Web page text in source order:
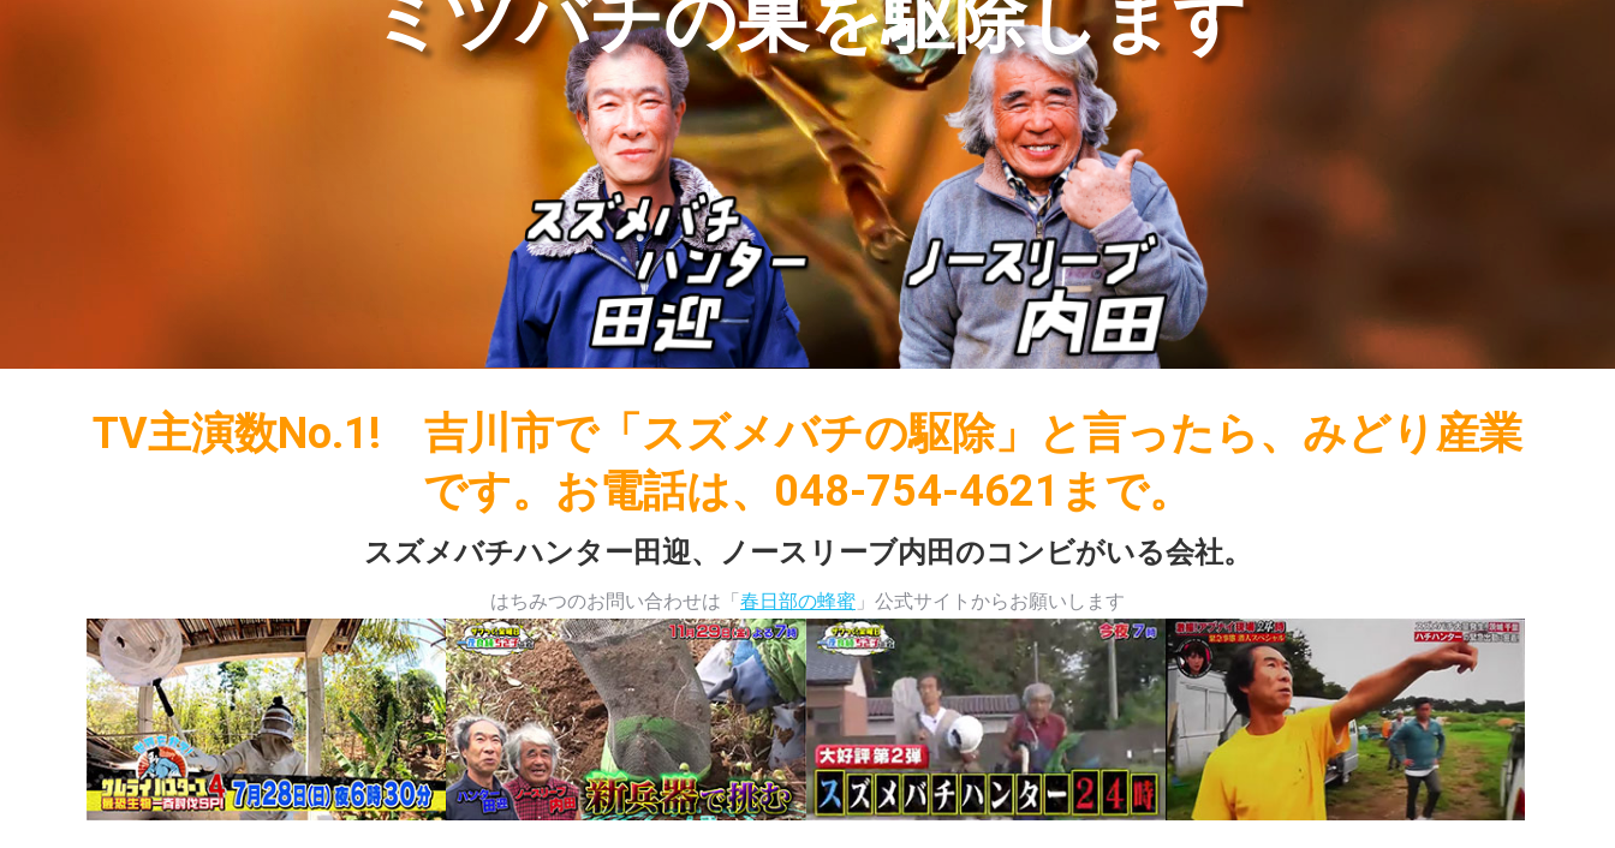
TV主演数No.1! 吉川市で「スズメバチの駆除」と言ったら、みどり産業
です。お電話は、048-754-4621まで。
スズメバチハンター田迎、ノースリーブ内田のコンビがいる会社。
はちみつのお問い合わせは「春日部の蜂蜜 」公式サイトからお願いします